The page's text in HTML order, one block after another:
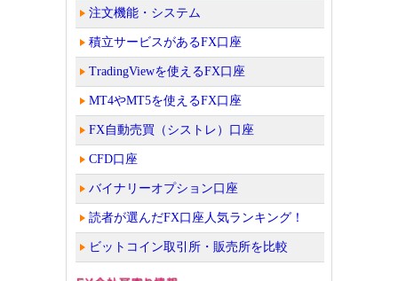
注文機能・システム
積立サービスがあるFX口座
TradingViewを使えるFX口座
MT4やMT5を使えるFX口座
FX自動売買（シストレ）口座
CFD口座
バイナリーオプション口座
読者が選んだFX口座人気ランキング！
ビットコイン取引所・販売所を比較